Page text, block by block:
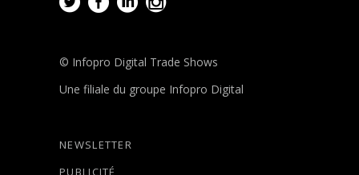
© Infopro Digital Trade Shows
Une filiale du groupe Infopro Digital
NEWSLETTER
PUBLICITÉ